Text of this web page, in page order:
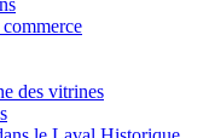
des vitrines